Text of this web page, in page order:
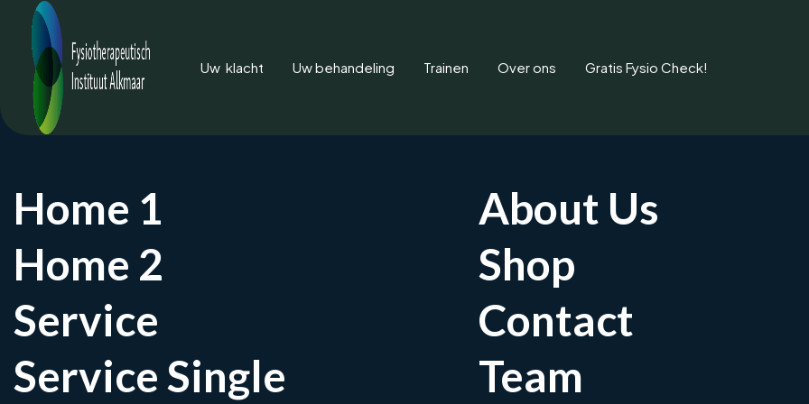
Home 1
Home 2
Service
Service Single
About Us
Shop
Contact
Team
Uw klacht Uw behandeling Trainen Over ons Gratis Fysio Check!
Artrose in de pols of
Afspraak maken